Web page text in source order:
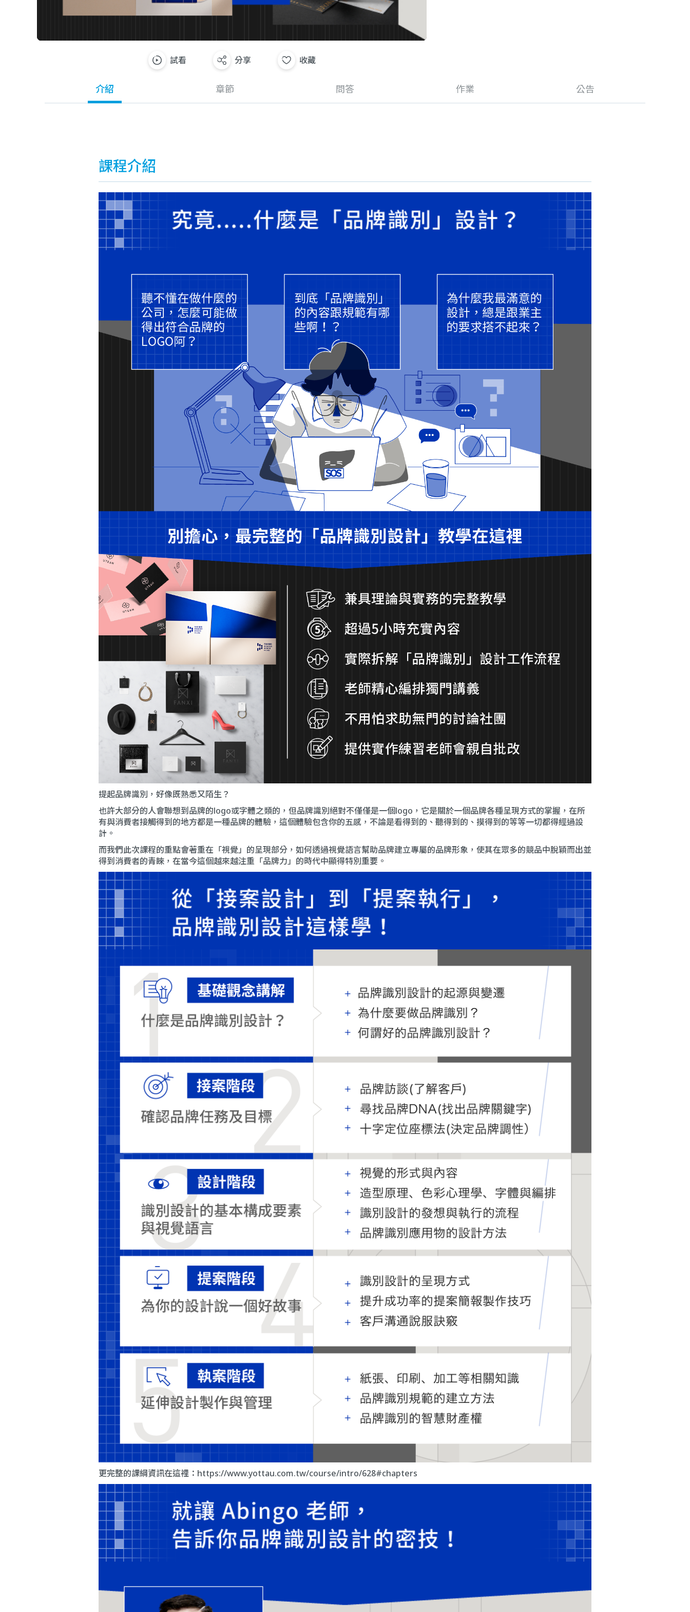
試看 分享 收藏
介紹 章節 問答 作業 公告
課程介紹
提起品牌識別，好像既熟悉又陌生？
也許大部分的人會聯想到品牌的logo或字體之類的，但品牌識別絕對不僅僅是一個logo，它是關於一個品牌各種呈現方式的掌握，在所
有與消費者接觸得到的地方都是一種品牌的體驗，這個體驗包含你的五感，不論是看得到的、聽得到的、摸得到的等等一切都得經過設
計。
而我們此次課程的重點會著重在「視覺」的呈現部分，如何透過視覺語言幫助品牌建立專屬的品牌形象，使其在眾多的競品中脫穎而出並
得到消費者的青睞，在當今這個越來越注重「品牌力」的時代中顯得特別重要。
更完整的課綱資訊在這裡： https://www.yottau.com.tw/course/intro/628#chapters